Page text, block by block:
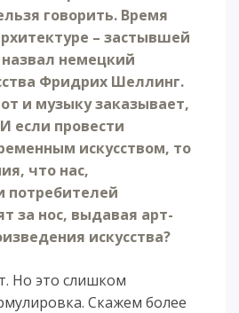
говорить. Время
– застывшей
немецкий
Фридрих Шеллинг.
и музыку заказывает,
если провести
искусством, то
что нас,
потребителей
за нос, выдавая арт-
искусства?
Но это слишком
Скажем более